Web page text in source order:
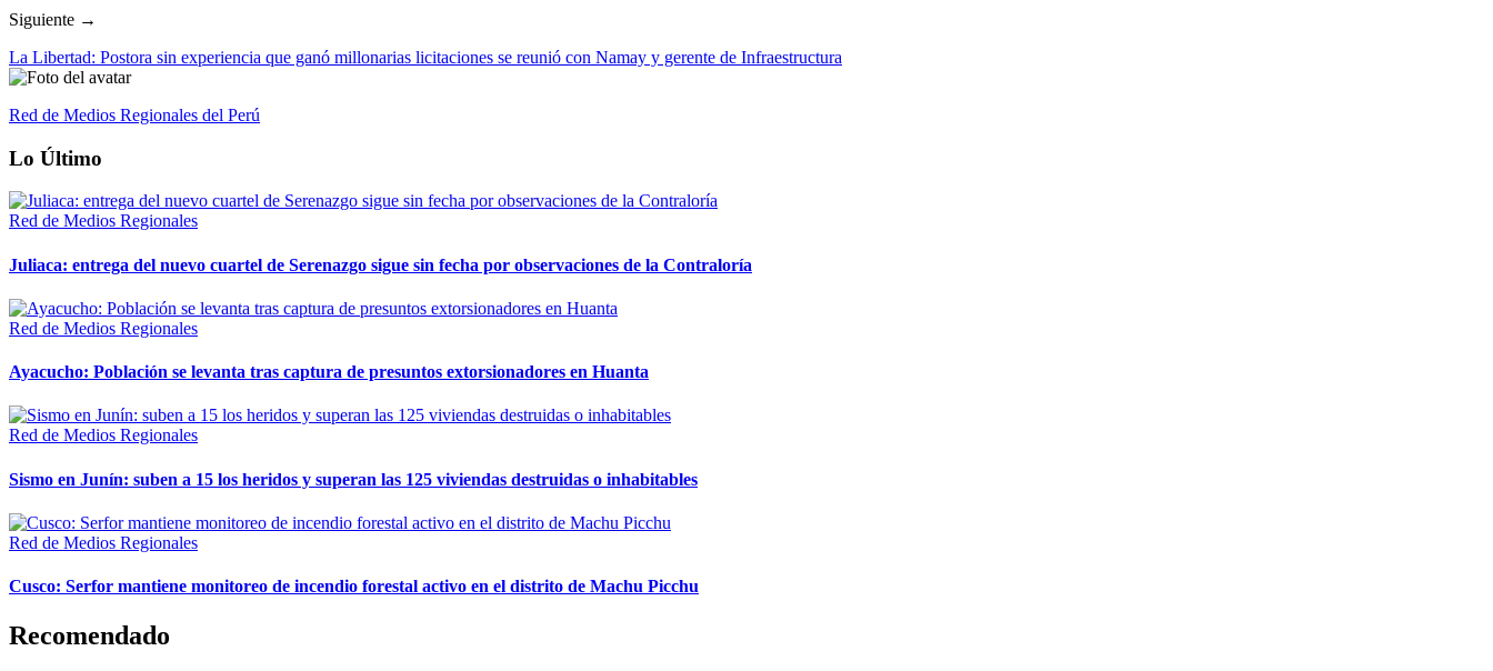
Siguiente →
La Libertad: Postora sin experiencia que ganó millonarias licitaciones se reunió con Namay y gerente de Infraestructura
Red de Medios Regionales del Perú
Lo Último
Red de Medios Regionales
Juliaca: entrega del nuevo cuartel de Serenazgo sigue sin fecha por observaciones de la Contraloría
Red de Medios Regionales
Ayacucho: Población se levanta tras captura de presuntos extorsionadores en Huanta
Red de Medios Regionales
Sismo en Junín: suben a 15 los heridos y superan las 125 viviendas destruidas o inhabitables
Red de Medios Regionales
Cusco: Serfor mantiene monitoreo de incendio forestal activo en el distrito de Machu Picchu
Recomendado